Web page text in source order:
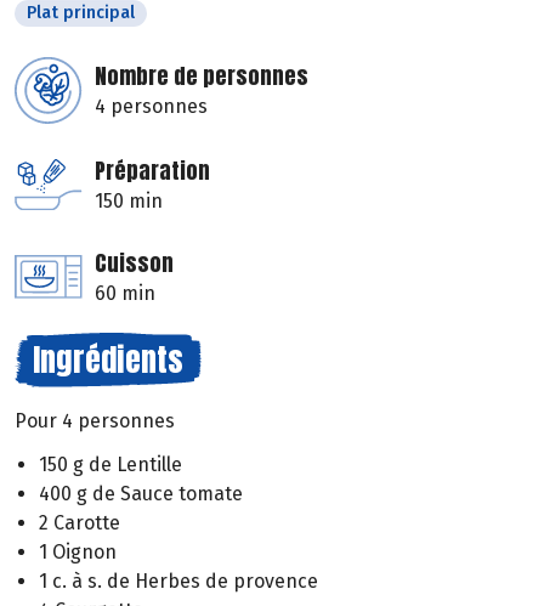
Plat principal
Nombre de personnes
4 personnes
Préparation
150 min
Cuisson
60 min
Ingrédients
Pour 4 personnes
150 g de Lentille
400 g de Sauce tomate
2 Carotte
1 Oignon
1 c. à s. de Herbes de provence